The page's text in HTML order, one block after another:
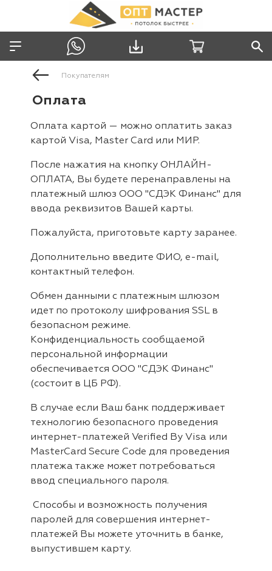
Покупателям
Оплата
Оплата картой — можно оплатить заказ
картой Visa, Master Card или МИР.
После нажатия на кнопку ОНЛАЙН-
ОПЛАТА, Вы будете перенаправлены на
платежный шлюз OOO "СДЭК Финанс" для
ввода реквизитов Вашей карты.
Пожалуйста, приготовьте карту заранее.
Дополнительно введите ФИО, e-mail,
контактный телефон.
Обмен данными с платежным шлюзом
идет по протоколу шифрования SSL в
безопасном режиме.
Конфиденциальность сообщаемой
персональной информации
обеспечивается OOO "СДЭК Финанс"
(состоит в ЦБ РФ).
В случае если Ваш банк поддерживает
технологию безопасного проведения
интернет-платежей Verified By Visa или
MasterCard Secure Code для проведения
платежа также может потребоваться
ввод специального пароля.
Способы и возможность получения
паролей для совершения интернет-
платежей Вы можете уточнить в банке,
выпустившем карту.